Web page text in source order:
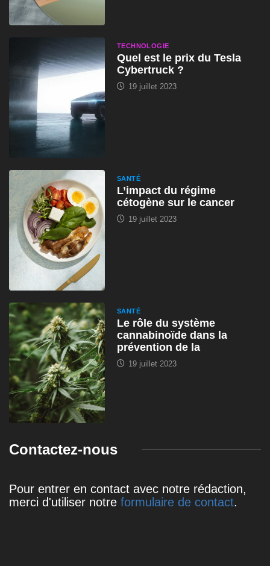
TECHNOLOGIE
Quel est le prix du Tesla
Cybertruck ?
19 juillet 2023
SANTÉ
L’impact du régime
cétogène sur le cancer
19 juillet 2023
SANTÉ
Le rôle du système
cannabinoïde dans la
prévention de la
19 juillet 2023
Contactez-nous
Pour entrer en contact avec notre rédaction,
merci d'utiliser notre formulaire de contact.